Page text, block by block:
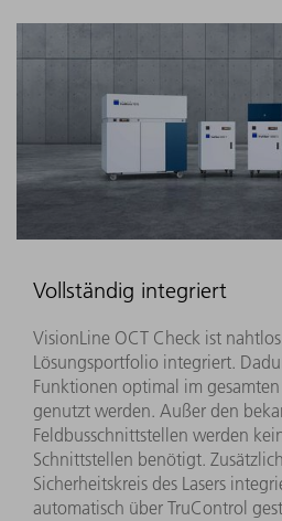
Vollständig integriert
VisionLine OCT Check ist
Lösungsportfolio integriert.
Funktionen optimal im
genutzt werden. Außer den
Feldbusschnittstellen werden
Schnittstellen benötigt.
Sicherheitskreis des Lasers
automatisch über TruControl